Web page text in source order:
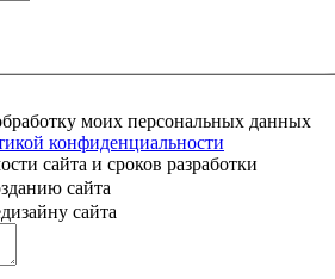
моих персональных данных
конфиденциальности
сайта и сроков разработки
сайта
сайта